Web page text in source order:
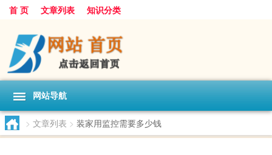
首 页 文章列表 知识分类
网站导航
> 文章列表 > 装家用监控需要多少钱